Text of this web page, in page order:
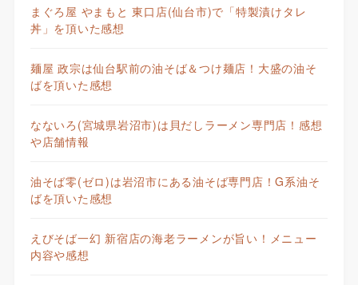
まぐろ屋 やまもと 東口店(仙台市)で「特製漬けタレ
丼」を頂いた感想
麺屋 政宗は仙台駅前の油そば＆つけ麺店！大盛の油そ
ばを頂いた感想
なないろ(宮城県岩沼市)は貝だしラーメン専門店！感想
や店舗情報
油そば零(ゼロ)は岩沼市にある油そば専門店！G系油そ
ばを頂いた感想
えびそば一幻 新宿店の海老ラーメンが旨い！メニュー
内容や感想